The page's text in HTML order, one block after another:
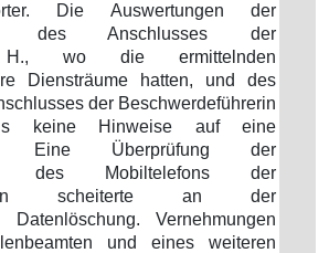
Die Auswertungen der
des Anschlusses der
H., wo die ermittelnden
Diensträume hatten, und des
der Beschwerdeführerin
keine Hinweise auf eine
Eine Überprüfung der
des Mobiltelefons der
scheiterte an der
Datenlöschung. Vernehmungen
und eines weiteren